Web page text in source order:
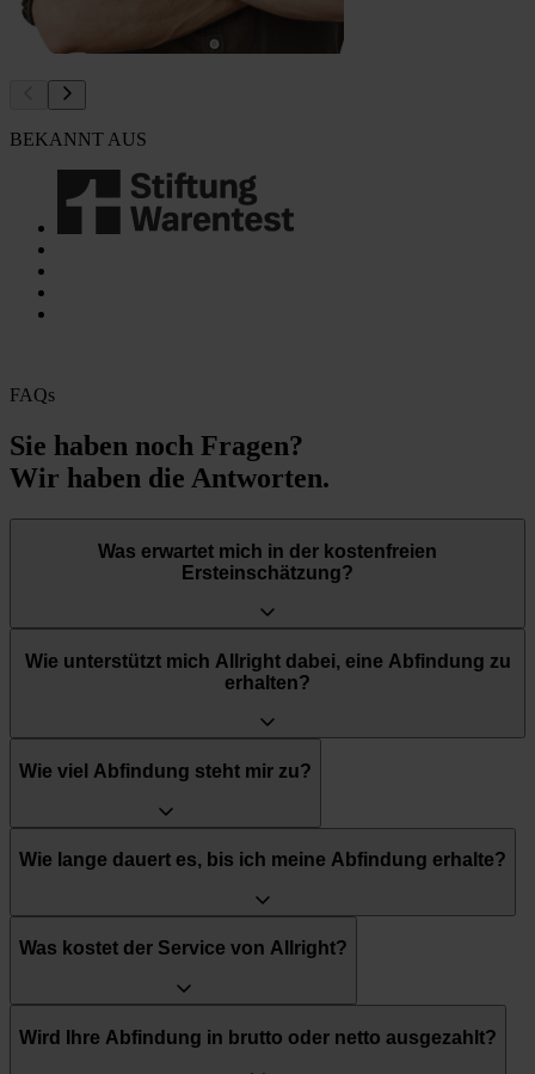
BEKANNT AUS
FAQs
Sie haben noch Fragen?
Wir haben die Antworten.
Was erwartet mich in der kostenfreien
Ersteinschätzung?
Wie unterstützt mich Allright dabei, eine Abfindung zu
erhalten?
Wie viel Abfindung steht mir zu?
Wie lange dauert es, bis ich meine Abfindung erhalte?
Was kostet der Service von Allright?
Wird Ihre Abfindung in brutto oder netto ausgezahlt?